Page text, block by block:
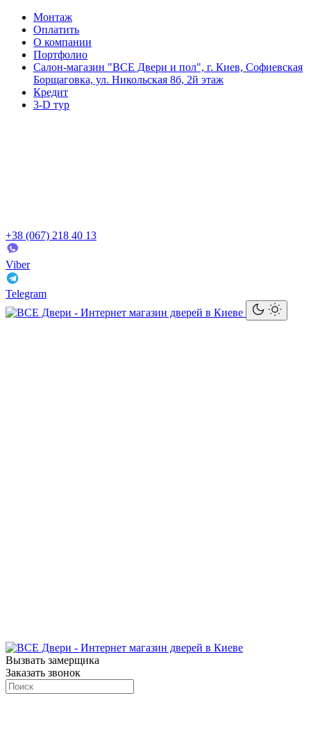
Монтаж
Оплатить
О компании
Портфолио
Салон-магазин "ВСЕ Двери и пол", г. Киев, Софиевская
Борщаговка, ул. Никольская 8б, 2й этаж
Кредит
3-D тур
+38 (067) 218 40 13
Viber
Telegram
Вызвать замерщика
Заказать звонок